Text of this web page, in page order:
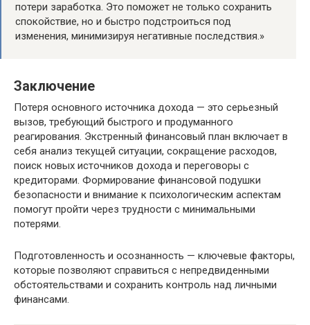
потери заработка. Это поможет не только сохранить
спокойствие, но и быстро подстроиться под
изменения, минимизируя негативные последствия.»
Заключение
Потеря основного источника дохода — это серьезный
вызов, требующий быстрого и продуманного
реагирования. Экстренный финансовый план включает в
себя анализ текущей ситуации, сокращение расходов,
поиск новых источников дохода и переговоры с
кредиторами. Формирование финансовой подушки
безопасности и внимание к психологическим аспектам
помогут пройти через трудности с минимальными
потерями.
Подготовленность и осознанность — ключевые факторы,
которые позволяют справиться с непредвиденными
обстоятельствами и сохранить контроль над личными
финансами.